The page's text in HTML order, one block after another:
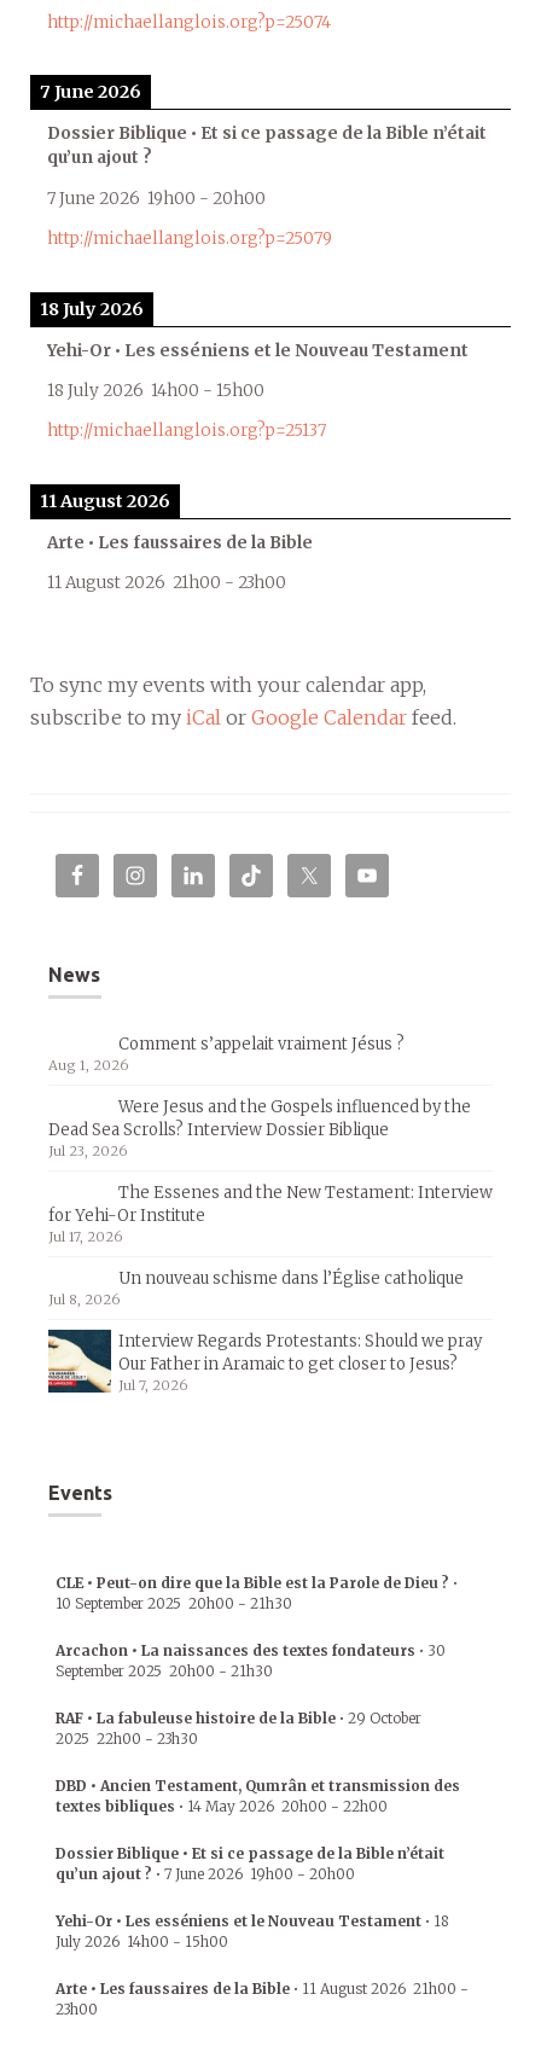
http://michaellanglois.org?p=25074
7 June 2026
Dossier Biblique • Et si ce passage de la Bible n’était
qu’un ajout ?
7 June 2026 19h00 - 20h00
http://michaellanglois.org?p=25079
18 July 2026
Yehi-Or • Les esséniens et le Nouveau Testament
18 July 2026 14h00 - 15h00
http://michaellanglois.org?p=25137
11 August 2026
Arte • Les faussaires de la Bible
11 August 2026 21h00 - 23h00
To sync my events with your calendar app,
subscribe to my iCal or Google Calendar feed.
News
Comment s’appelait vraiment Jésus ?
Aug 1, 2026
Were Jesus and the Gospels influenced by the
Dead Sea Scrolls? Interview Dossier Biblique
Jul 23, 2026
The Essenes and the New Testament: Interview
for Yehi-Or Institute
Jul 17, 2026
Un nouveau schisme dans l’Église catholique
Jul 8, 2026
Interview Regards Protestants: Should we pray
Our Father in Aramaic to get closer to Jesus?
Jul 7, 2026
Events
CLE • Peut-on dire que la Bible est la Parole de Dieu ? •
10 September 2025 20h00 - 21h30
Arcachon • La naissances des textes fondateurs • 30
September 2025 20h00 - 21h30
RAF • La fabuleuse histoire de la Bible • 29 October
2025 22h00 - 23h30
DBD • Ancien Testament, Qumrân et transmission des
textes bibliques • 14 May 2026 20h00 - 22h00
Dossier Biblique • Et si ce passage de la Bible n’était
qu’un ajout ? • 7 June 2026 19h00 - 20h00
Yehi-Or • Les esséniens et le Nouveau Testament • 18
July 2026 14h00 - 15h00
Arte • Les faussaires de la Bible • 11 August 2026 21h00 -
23h00